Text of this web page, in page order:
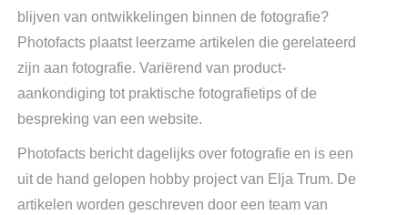
blijven van ontwikkelingen binnen de fotografie?
Photofacts plaatst leerzame artikelen die gerelateerd
zijn aan fotografie. Variërend van product-
aankondiging tot praktische fotografietips of de
bespreking van een website.
Photofacts bericht dagelijks over fotografie en is een
uit de hand gelopen hobby project van Elja Trum. De
artikelen worden geschreven door een team van